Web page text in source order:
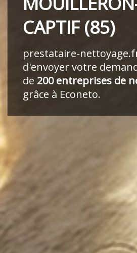
CAPTIF (85)
prestataire-
d'envoyer votre
de 200 entreprises de
grâce à Econeto.